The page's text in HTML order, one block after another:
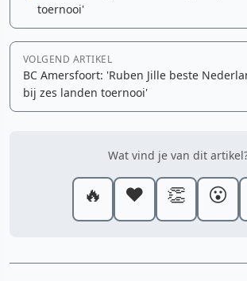
toernooi'
VOLGEND ARTIKEL
BC Amersfoort: 'Ruben Jille beste
bij zes landen toernooi'
Wat vind je van dit
🔥 ❤️ 👏 😮